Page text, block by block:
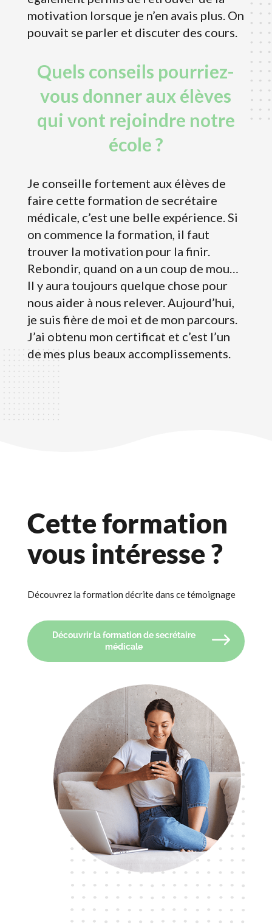
motivation lorsque je n’en avais plus. On
pouvait se parler et discuter des cours.
Quels conseils pourriez-
vous donner aux élèves
qui vont rejoindre notre
école ?
Je conseille fortement aux élèves de
faire cette formation de secrétaire
médicale, c’est une belle expérience. Si
on commence la formation, il faut
trouver la motivation pour la finir.
Rebondir, quand on a un coup de mou…
Il y aura toujours quelque chose pour
nous aider à nous relever. Aujourd’hui,
je suis fière de moi et de mon parcours.
J’ai obtenu mon certificat et c’est l’un
de mes plus beaux accomplissements.
Cette formation
vous intéresse ?
Découvrez la formation décrite dans ce témoignage
Découvrir la formation de secrétaire
médicale